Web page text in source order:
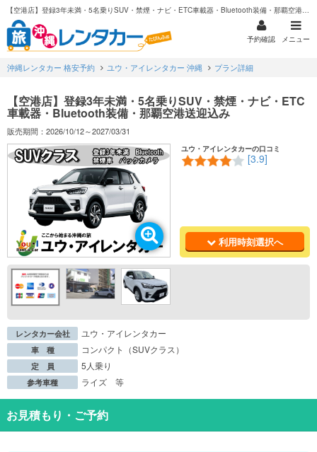
【空港店】登録3年未満・5名乗りSUV・禁煙・ナビ・ETC車載器・Bluetooth装備・那覇空港送迎込み
予約確認 メニュー
沖縄レンタカー 格安予約 ユウ・アイレンタカー 沖縄 プラン詳細
【空港店】登録3年未満・5名乗りSUV・禁煙・ナビ・ETC
車載器・Bluetooth装備・那覇空港送迎込み
販売期間：2026/10/12～2027/03/31
ユウ・アイレンタカーの口コミ
[3.9]
利用時刻選択へ
レンタカー会社 ユウ・アイレンタカー
車 種 コンパクト（SUVクラス）
定 員 5人乗り
参考車種 ライズ 等
お見積もり・ご予約